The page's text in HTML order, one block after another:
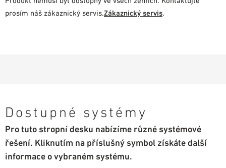
prosím náš zákaznický servis.Zákaznický servis.
Dostupné systémy
Pro tuto stropní desku nabízíme různé systémové
řešení. Kliknutím na příslušný symbol získáte další
informace o vybraném systému.